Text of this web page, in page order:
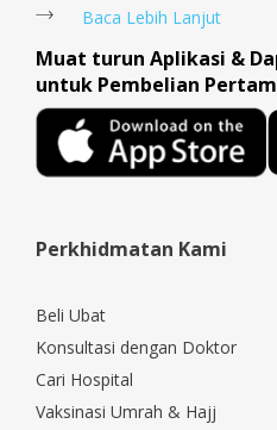
Baca Lebih Lanjut
Muat turun Aplikasi &
untuk Pembelian
Perkhidmatan Kami
Beli Ubat
Konsultasi dengan Doktor
Cari Hospital
Vaksinasi Umrah & Hajj